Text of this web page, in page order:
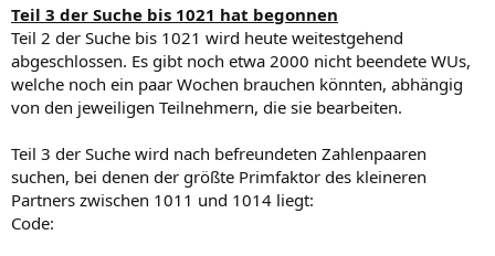
Teil 3 der Suche bis 1021 hat begonnen
Teil 2 der Suche bis 1021 wird heute weitestgehend
abgeschlossen. Es gibt noch etwa 2000 nicht beendete WUs,
welche noch ein paar Wochen brauchen könnten, abhängig
von den jeweiligen Teilnehmern, die sie bearbeiten.
Teil 3 der Suche wird nach befreundeten Zahlenpaaren
suchen, bei denen der größte Primfaktor des kleineren
Partners zwischen 1011 und 1014 liegt:
Code: